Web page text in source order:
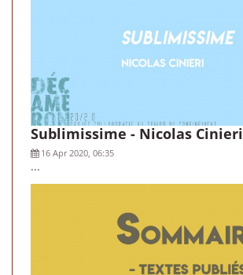
Sublimissime - Nicolas Cinieri
16 Apr 2020, 06:35
...